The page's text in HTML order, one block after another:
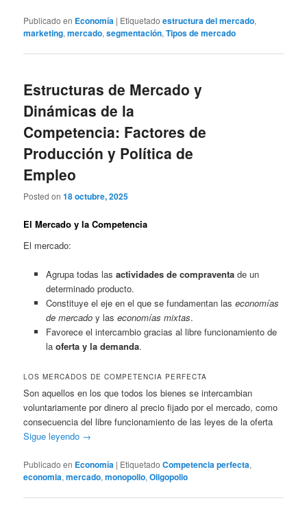
Publicado en Economía | Etiquetado estructura del mercado,
marketing,mercado,segmentación,Tipos de mercado
Estructuras de Mercado y
Dinámicas de la
Competencia: Factores de
Producción y Política de
Empleo
Posted on18 octubre, 2025
El Mercado y la Competencia
El mercado:
Agrupa todas las actividades de compraventade un
determinado producto.
Constituye el eje en el que se fundamentan las economías
de mercadoy las economías mixtas.
Favorece el intercambio gracias al libre funcionamiento de
la oferta y la demanda.
LOS MERCADOS DE COMPETENCIA PERFECTA
Son aquellos en los que todos los bienes se intercambian
voluntariamente por dinero al precio fijado por el mercado, como
consecuencia del libre funcionamiento de las leyes de la oferta
Sigue leyendo →
Publicado en Economía | Etiquetado Competencia perfecta,
economia,mercado,monopolio,Oligopolio